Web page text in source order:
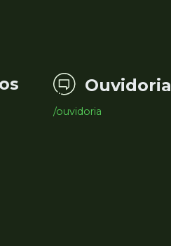
Ouvidoria
/ouvidoria